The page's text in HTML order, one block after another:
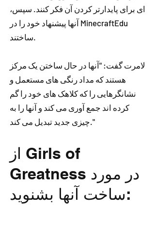
ای برای پایدارتر کردن آن فکر کنند. سپس،
آنها پیشنهاد خود را در MinecraftEdu
ساختند.
لامرت گفت: "آنها در حال ساختن یک مرکز
هستند که مداد رنگی های مستعمل و
نشانگرهایی را که کلاهک های خود را گم
کرده اند جمع آوری می کند و آنها را به
چیزی جدید تبدیل می کند."
از Girls of
Greatness در مورد
ساخت آنها بشنوید: